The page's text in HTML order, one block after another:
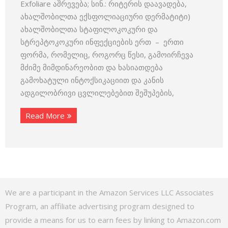
Exfoliare აშრევება; სინ.: რიტერის დაავადება,
ახალშობილთა ექსფოლიაციური დერმატიტი)
ახალშობილთა სტაფილოკოკური და
სტრეპტოკოკური ინფექციების ერთ – ერთი
ფორმა, რომელიც, როგორც წესი, გამოირჩევა
მძიმე მიმდინარეობით და ხასიათდება
გამოხატული ინტოქსიკაციით და კანის
ადგილობრივი ცვლილებებით შეშუპების,
Read More
We are a participant in the Amazon Services LLC Associates
Program, an affiliate advertising program designed to
provide a means for us to earn fees by linking to Amazon.com